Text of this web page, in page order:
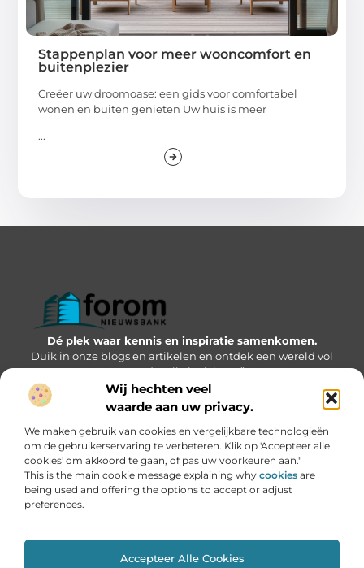
Wij hechten veel
waarde aan uw privacy.
We maken gebruik van cookies en vergelijkbare technologieën
om de gebruikerservaring te verbeteren. Klik op 'Accepteer alle
cookies' om akkoord te gaan, of pas uw voorkeuren aan."
This is the main cookie message explaining why cookies are
being used and offering the options to accept or adjust
preferences.
Accepteer Alle Cookies
Stappenplan voor meer wooncomfort en
buitenplezier
Creëer uw droomoase: een gids voor comfortabel
wonen en buiten genieten Uw huis is meer
...
Dé plek waar kennis en inspiratie samenkomen.
Duik in onze blogs en artikelen en ontdek een wereld vol
waardevolle inzichten.”
Bericht categorie
Onze informatie